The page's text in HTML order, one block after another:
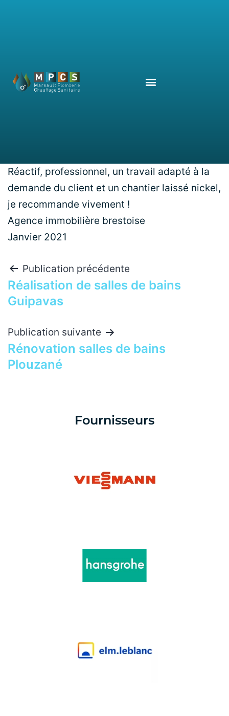
Réactif, professionnel, un travail adapté à la
demande du client et un chantier laissé nickel,
je recommande vivement !
Agence immobilière brestoise
Janvier 2021
Publication précédente
Réalisation de salles de bains
Guipavas
Publication suivante
Rénovation salles de bains
Plouzané
Fournisseurs